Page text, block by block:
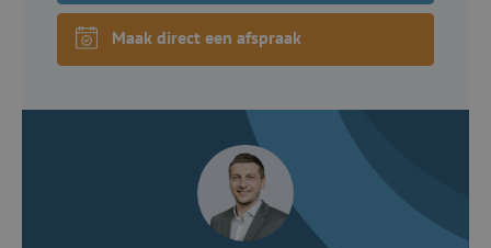
Maak direct een afspraak